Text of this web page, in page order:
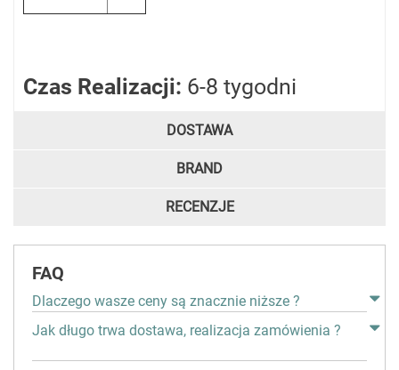
Czas Realizacji: 6-8 tygodni
DOSTAWA
BRAND
RECENZJE
FAQ
Dlaczego wasze ceny są znacznie niższe ?
Jak długo trwa dostawa, realizacja zamówienia ?